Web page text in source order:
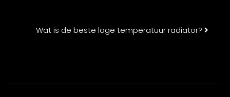
Wat is de beste lage temperatuur radiator?